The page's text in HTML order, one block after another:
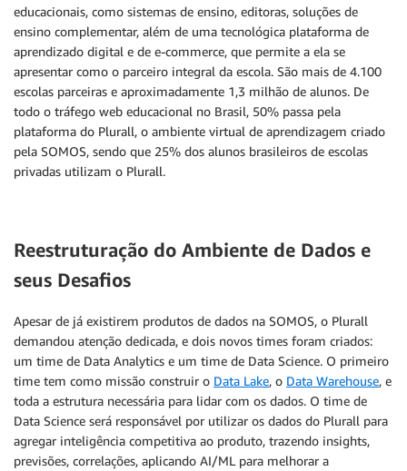
educacionais, como sistemas de ensino, editoras, soluções de
ensino complementar, além de uma tecnológica plataforma de
aprendizado digital e de e-commerce, que permite a ela se
apresentar como o parceiro integral da escola. São mais de 4.100
escolas parceiras e aproximadamente 1,3 milhão de alunos. De
todo o tráfego web educacional no Brasil, 50% passa pela
plataforma do Plurall, o ambiente virtual de aprendizagem criado
pela SOMOS, sendo que 25% dos alunos brasileiros de escolas
privadas utilizam o Plurall.
Reestruturação do Ambiente de Dados e
seus Desafios
Apesar de já existirem produtos de dados na SOMOS, o Plurall
demandou atenção dedicada, e dois novos times foram criados:
um time de Data Analytics e um time de Data Science. O primeiro
time tem como missão construir o Data Lake, o Data Warehouse, e
toda a estrutura necessária para lidar com os dados. O time de
Data Science será responsável por utilizar os dados do Plurall para
agregar inteligência competitiva ao produto, trazendo insights,
previsões, correlações, aplicando AI/ML para melhorar a